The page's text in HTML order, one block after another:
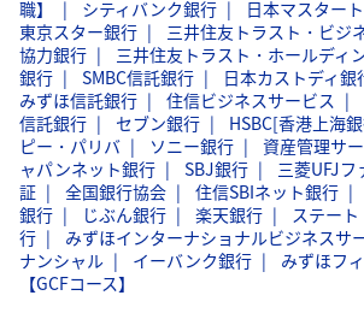
職】
シティバンク銀行
日本マスター
東京スター銀行
三井住友トラスト・ビジ
協力銀行
三井住友トラスト・ホールディ
銀行
SMBC信託銀行 日本カストディ銀
みずほ信託銀行
住信ビジネスサービス
信託銀行
セブン銀行 HSBC[香港上海
ピー・パリバ
ソニー銀行 資産管理サ
ャパンネット銀行
SBJ銀行 三菱UFJフ
証
全国銀行協会 住信SBIネット銀行
銀行
じぶん銀行 楽天銀行
ステー
行
みずほインターナショナルビジネスサ
ナンシャル
イーバンク銀行
みずほフ
【GCFコース】